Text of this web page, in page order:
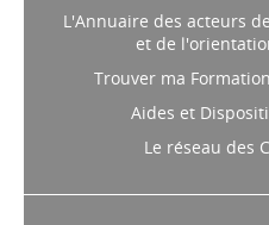
L'Annuaire des acteurs
et de
Trouver ma
Aides et
Le réseau des